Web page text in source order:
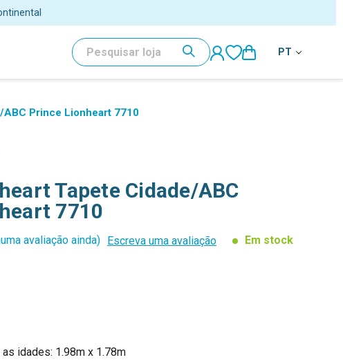
PESQUISAR
PT
Prince Lionheart 7710
Tapete Cidade/ABC
7710
avaliação ainda) Escreva uma avaliação Em stock
idades: 1.98m x 1.78m